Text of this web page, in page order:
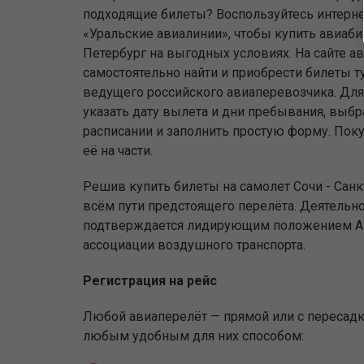
подходящие билеты? Воспользуйтесь
«Уральские авиалинии», чтобы купить
Петербург на выгодных условиях. На сайте
самостоятельно найти и приобрести билеты
ведущего российского авиаперевозчика.
указать дату вылета и дни пребывания,
расписании и заполнить простую форму.
её на части.
Решив купить билеты на самолет Сочи -
всём пути предстоящего перелёта.
подтверждается лидирующим положением
ассоциации воздушного транспорта.
Регистрация на рейс
Любой авиаперелёт — прямой или с
любым удобным для них способом: